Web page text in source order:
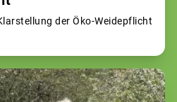
der Öko-Weidepflicht